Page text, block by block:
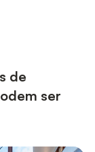
de
ser